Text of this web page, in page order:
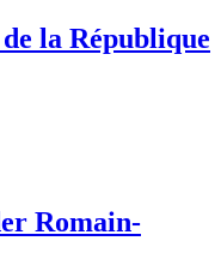
la République
Romain-